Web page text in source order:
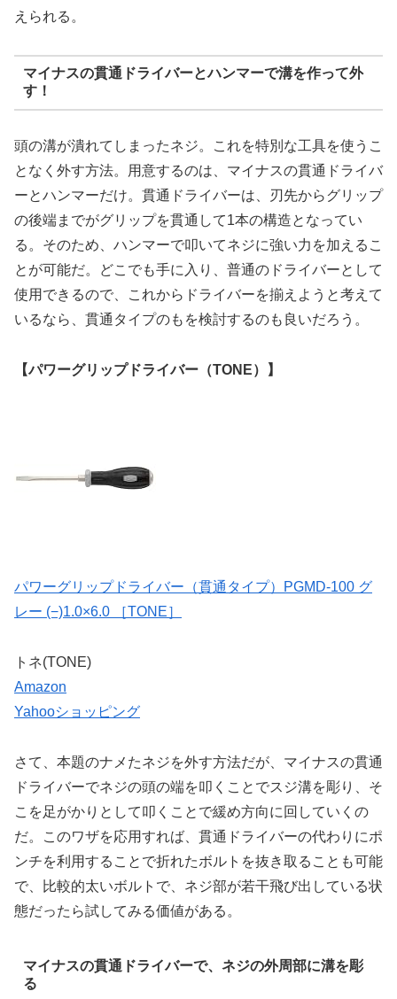
えられる。
マイナスの貫通ドライバーとハンマーで溝を作って外
す！
頭の溝が潰れてしまったネジ。これを特別な工具を使うこ
となく外す方法。用意するのは、マイナスの貫通ドライバ
ーとハンマーだけ。貫通ドライバーは、刃先からグリップ
の後端までがグリップを貫通して1本の構造となってい
る。そのため、ハンマーで叩いてネジに強い力を加えるこ
とが可能だ。どこでも手に入り、普通のドライバーとして
使用できるので、これからドライバーを揃えようと考えて
いるなら、貫通タイプのもを検討するのも良いだろう。
【パワーグリップドライバー（TONE）】
パワーグリップドライバー（貫通タイプ）PGMD-100 グ
レー (−)1.0×6.0 ［TONE］
トネ(TONE)
Amazon
Yahooショッピング
さて、本題のナメたネジを外す方法だが、マイナスの貫通
ドライバーでネジの頭の端を叩くことでスジ溝を彫り、そ
こを足がかりとして叩くことで緩め方向に回していくの
だ。このワザを応用すれば、貫通ドライバーの代わりにポ
ンチを利用することで折れたボルトを抜き取ることも可能
で、比較的太いボルトで、ネジ部が若干飛び出している状
態だったら試してみる価値がある。
マイナスの貫通ドライバーで、ネジの外周部に溝を彫
る